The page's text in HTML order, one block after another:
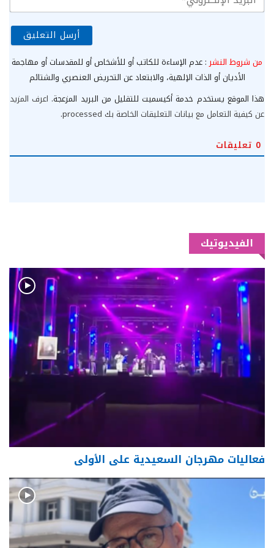
من شروط النشر : عدم الإساءة للكاتب أو للأشخاص أو للمقدسات أو مهاجمة
الأديان أو الذات الإلهية، والابتعاد عن التحريض العنصري والشتائم
هذا الموقع يستخدم خدمة أكيسميت للتقليل من البريد المزعجة. اعرف المزيد
عن كيفية التعامل مع بيانات التعليقات الخاصة بك processed
.
0 تعليقات
الفيديوتيك
فعاليات مهرجان السعيدية على الأولى